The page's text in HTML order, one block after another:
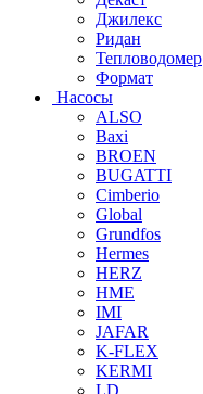
Джилекс
Ридан
Тепловодомер
Формат
Насосы
ALSO
Baxi
BROEN
BUGATTI
Cimberio
Global
Grundfos
Hermes
HERZ
HME
IMI
JAFAR
K-FLEX
KERMI
LD